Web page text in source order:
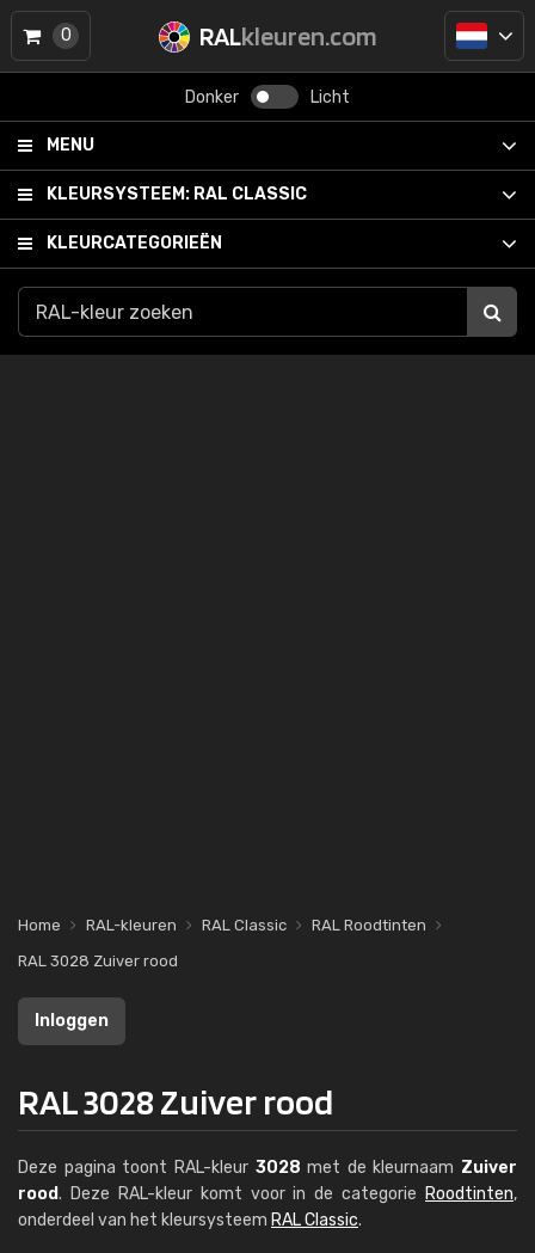
RALkleuren.com
Donker Licht
MENU
KLEURSYSTEEM: RAL CLASSIC
KLEURCATEGORIEËN
0
Home RAL-kleuren RAL Classic
RAL Roodtinten
RAL 3028 Zuiver rood
Inloggen
RAL 3028 Zuiver rood
Deze pagina toont RAL-kleur 3028 met de kleurnaam Zuiver
rood. Deze RAL-kleur komt voor in de categorie Roodtinten,
onderdeel van het kleursysteem RAL Classic.